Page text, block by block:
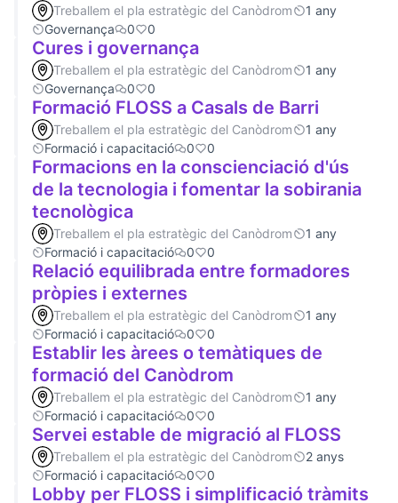
Treballem el pla estratègic del Canòdrom
1 any
Governança
0 0
Cures i governança
Treballem el pla estratègic del Canòdrom
1 any
Governança
0 0
Formació FLOSS a Casals de Barri
Treballem el pla estratègic del Canòdrom
1 any
Formació i capacitació
0 0
Formacions en la conscienciació d'ús
de la tecnologia i fomentar la sobirania
tecnològica
Treballem el pla estratègic del Canòdrom
1 any
Formació i capacitació
0 0
Relació equilibrada entre formadores
pròpies i externes
Treballem el pla estratègic del Canòdrom
1 any
Formació i capacitació
0 0
Establir les àrees o temàtiques de
formació del Canòdrom
Treballem el pla estratègic del Canòdrom
1 any
Formació i capacitació
0 0
Servei estable de migració al FLOSS
Treballem el pla estratègic del Canòdrom
2 anys
Formació i capacitació
0 0
Lobby per FLOSS i simplificació tràmits